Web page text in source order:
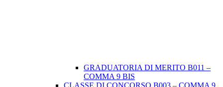
GRADUATORIA DI MERITO B011 –
COMMA 9 BIS